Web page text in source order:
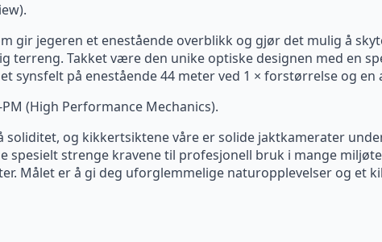
gir jegeren et enestående overblikk og gjør det mulig å
terreng. Takket være den unike optiske designen med en
synsfelt på enestående 44 meter ved 1 × forstørrelse og en
(High Performance Mechanics).
og kikkertsiktene våre er solide jaktkamerater
spesielt strenge kravene til profesjonell bruk i mange
Målet er å gi deg uforglemmelige naturopplevelser og et